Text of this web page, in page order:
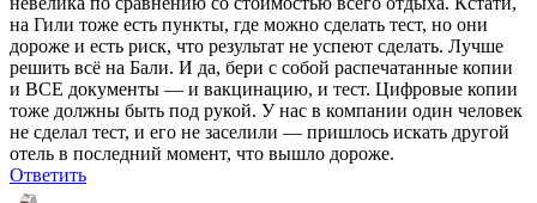
на Гили тоже есть пункты, где можно сделать тест, но они
дороже и есть риск, что результат не успеют сделать. Лучше
решить всё на Бали. И да, бери с собой распечатанные копии
и ВСЕ документы — и вакцинацию, и тест. Цифровые копии
тоже должны быть под рукой. У нас в компании один человек
не сделал тест, и его не заселили — пришлось искать другой
отель в последний момент, что вышло дороже.
Ответить